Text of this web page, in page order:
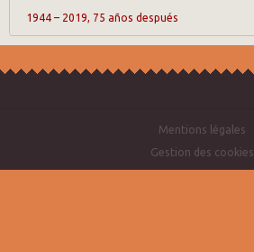
1944 – 2019, 75 años después
Mentions légales
Gestion des cookies